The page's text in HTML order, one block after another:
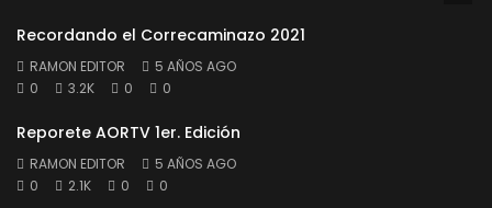
Recordando el Correcaminazo 2021
RAMON EDITOR
5 AÑOS AGO
0
3.2K 0 0
Reporete AORTV 1er. Edición
RAMON EDITOR
5 AÑOS AGO
0
2.1K 0 0